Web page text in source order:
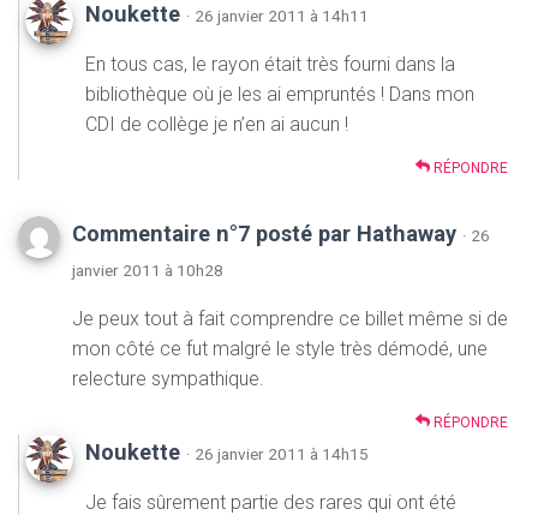
Noukette · 26 janvier 2011 à 14h11
En tous cas, le rayon était très fourni dans la
bibliothèque où je les ai empruntés ! Dans mon
CDI de collège je n’en ai aucun !
RÉPONDRE
Commentaire n°7 posté par Hathaway · 26
janvier 2011 à 10h28
Je peux tout à fait comprendre ce billet même si de
mon côté ce fut malgré le style très démodé, une
relecture sympathique.
RÉPONDRE
Noukette · 26 janvier 2011 à 14h15
Je fais sûrement partie des rares qui ont été